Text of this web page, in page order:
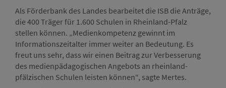
Als Förderbank des Landes bearbeitet die ISB die Anträge,
die 400 Träger für 1.600 Schulen in Rheinland-Pfalz
stellen können. „Medienkompetenz gewinnt im
Informationszeitalter immer weiter an Bedeutung. Es
freut uns sehr, dass wir einen Beitrag zur Verbesserung
des medienpädagogischen Angebots an rheinland-
pfälzischen Schulen leisten können“, sagte Mertes.